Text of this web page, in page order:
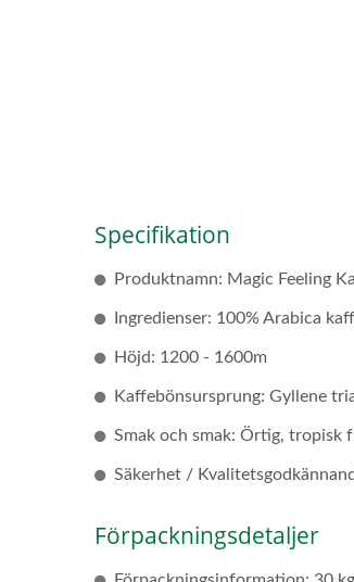
Specifikation
Produktnamn: Magic Feeling
Ingredienser: 100% Arabica
Höjd: 1200 - 1600m
Kaffebönsursprung: Gyllene
Smak och smak: Örtig, tropisk
Säkerhet /
Förpackningsdetaljer